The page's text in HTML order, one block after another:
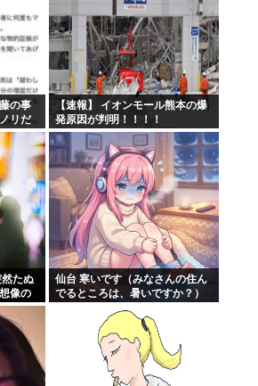
の事
リだ
【速報】 イオンモール熊本の爆
発原因が判明！！！！
然たぬ
像の
w w
仙台 寒いです（みなさんの住ん
でるところは、暑いですか？）